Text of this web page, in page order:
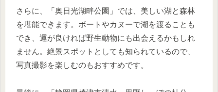
さらに、「奥日光湖畔公園」では、美しい湖と森林
を堪能できます。ボートやカヌーで湖を渡ることも
でき、運が良ければ野生動物にも出会えるかもしれ
ません。絶景スポットとしても知られているので、
写真撮影を楽しむのもおすすめです。